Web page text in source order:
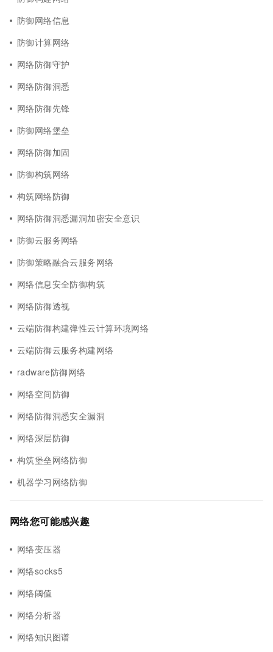
防御网络信息
防御计算网络
网络防御守护
网络防御洞悉
网络防御先锋
防御网络堡垒
网络防御加固
防御构筑网络
构筑网络防御
网络防御洞悉漏洞加密安全意识
防御云服务网络
防御策略融合云服务网络
网络信息安全防御构筑
网络防御透视
云端防御构建弹性云计算环境网络
云端防御云服务构建网络
radware防御网络
网络空间防御
网络防御洞悉安全漏洞
网络深层防御
构筑堡垒网络防御
机器学习网络防御
网络您可能感兴趣
网络变压器
网络socks5
网络阈值
网络分析器
网络知识图谱